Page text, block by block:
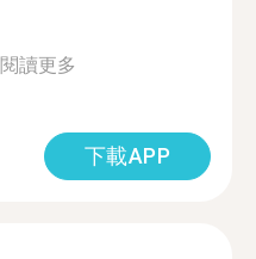
閱讀更多
下載APP